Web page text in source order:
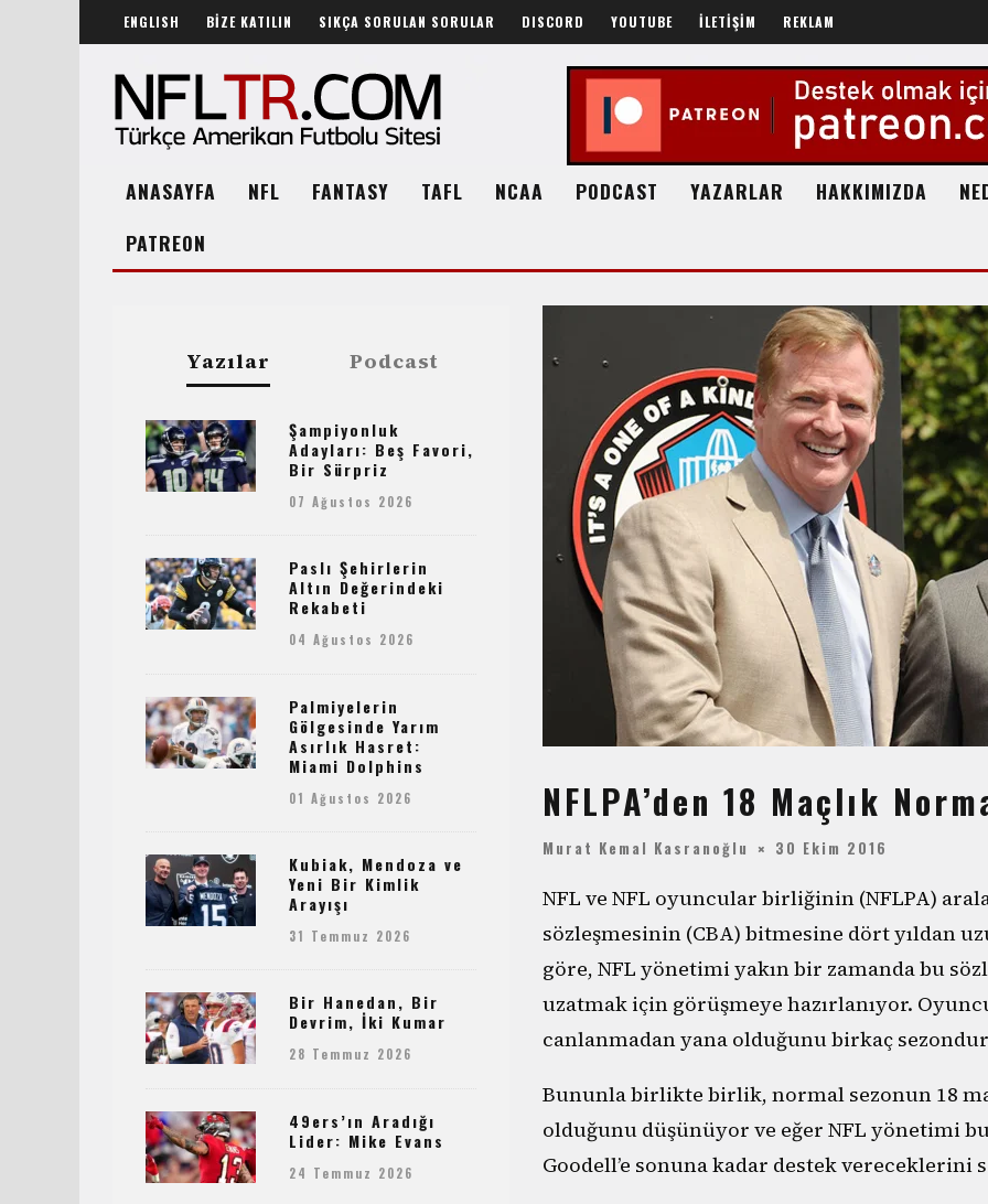
ENGLISH BİZE KATILIN SIKÇA SORULAN SORULAR DISCORD YOUTUBE İLETİŞİM REKLAM
ANASAYFA NFL FANTASY TAFL NCAA PODCAST YAZARLAR HAKKIMIZDA
PATREON
NFLPA’den 18 Maçlık
Murat Kemal Kasranoğlu 30 Ekim 2016
NFL ve NFL oyuncular birliğinin (NFLPA)
sözleşmesinin (CBA) bitmesine dört yıldan
göre, NFL yönetimi yakın bir zamanda bu
uzatmak için görüşmeye hazırlanıyor.
canlanmadan yana olduğunu birkaç
Bununla birlikte birlik, normal sezonun 18
olduğunu düşünüyor ve eğer NFL yönetimi
Goodell’e sonuna kadar destek vereceklerini
Yazılar Podcast
Şampiyonluk
Adayları: Beş Favori,
Bir Sürpriz
07 Ağustos 2026
Paslı Şehirlerin
Altın Değerindeki
Rekabeti
04 Ağustos 2026
Palmiyelerin
Gölgesinde Yarım
Asırlık Hasret:
Miami Dolphins
01 Ağustos 2026
Kubiak, Mendoza ve
Yeni Bir Kimlik
Arayışı
31 Temmuz 2026
Bir Hanedan, Bir
Devrim, İki Kumar
28 Temmuz 2026
49ers’ın Aradığı
Lider: Mike Evans
24 Temmuz 2026